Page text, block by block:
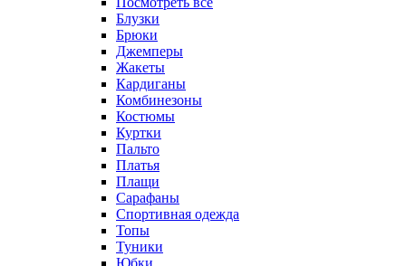
Блузки
Брюки
Джемперы
Жакеты
Кардиганы
Комбинезоны
Костюмы
Куртки
Пальто
Платья
Плащи
Сарафаны
Спортивная одежда
Топы
Туники
Юбки